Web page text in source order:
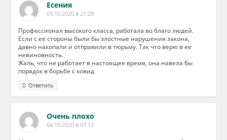
Есения
03.10.2020 в 21:28
Профессионал высокого класса, работала во благо людей.
Если с ее стороны были бы злостные нарушения закона,
давно накопали и отправили в тюрьму. Так что верю в ее
невиновность.
Жаль, что не работает в настоящее время, она навела бы
порядок в борьбе с ковид
Ответить
Очень плохо
04.10.2020 в 07:12